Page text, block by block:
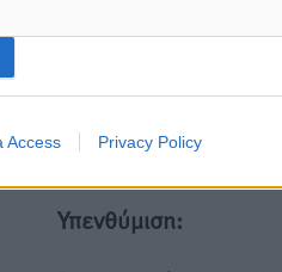
Access Privacy Policy
06.08.26 · 11:37
Υπενθύμιση: